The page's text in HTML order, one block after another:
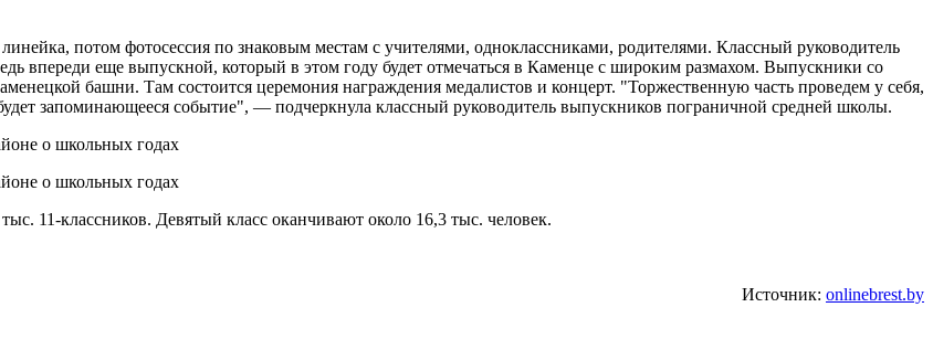
потом фотосессия по знаковым местам с учителями, одноклассниками, родителями. Классный руководитель
впереди еще выпускной, который в этом году будет отмечаться в Каменце с широким размахом. Выпускники со
башни. Там состоится церемония награждения медалистов и концерт. "Торжественную часть проведем у себя,
запоминающееся событие", — подчеркнула классный руководитель выпускников пограничной средней школы.
11-классников. Девятый класс оканчивают около 16,3 тыс. человек.
Источник: onlinebrest.by